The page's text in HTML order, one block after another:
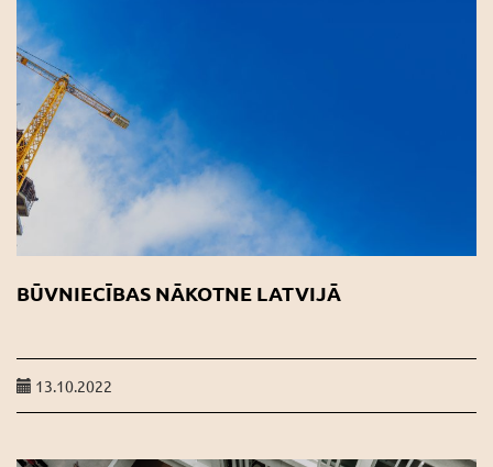
BŪVNIECĪBAS NĀKOTNE LATVIJĀ
13.10.2022